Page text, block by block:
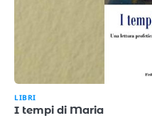
LIBRI
I tempi di Maria